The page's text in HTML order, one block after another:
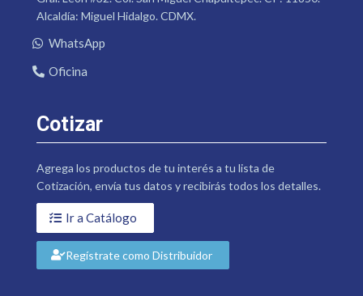
Alcaldía: Miguel Hidalgo. CDMX.
WhatsApp
Oficina
Cotizar
Agrega los productos de tu interés a tu lista de
Cotización, envía tus datos y recibirás todos los detalles.
Ir a Catálogo
Regístrate como Distribuidor